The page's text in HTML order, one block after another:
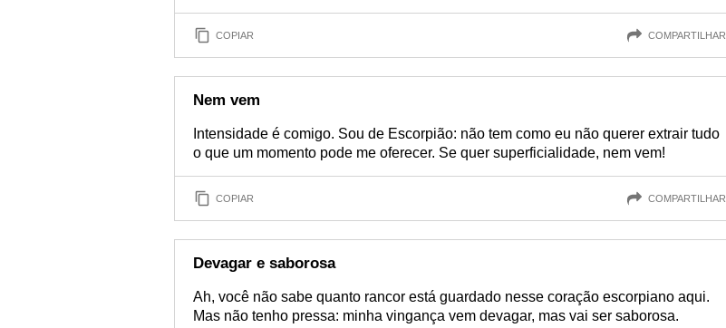
COPIAR COMPARTILHAR
Nem vem
Intensidade é comigo. Sou de Escorpião: não tem como eu não querer extrair tudo
o que um momento pode me oferecer. Se quer superficialidade, nem vem!
COPIAR COMPARTILHAR
Devagar e saborosa
Ah, você não sabe quanto rancor está guardado nesse coração escorpiano aqui.
Mas não tenho pressa: minha vingança vem devagar, mas vai ser saborosa.